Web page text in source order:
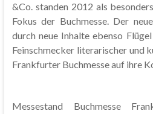
&Co. standen 2012 als
Fokus der Buchmesse. Der
durch neue Inhalte ebenso
Feinschmecker literarischer und
Frankfurter Buchmesse auf ihre
Messestand Buchmesse